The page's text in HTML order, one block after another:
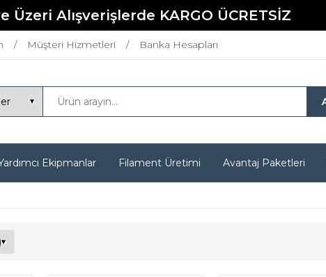
Üzeri Alışverişlerde KARGO ÜCRETSİZ
Müşteri Hizmetleri Banka Hesapları
Ekipmanlar Filament Üretimi Avantaj Paketleri